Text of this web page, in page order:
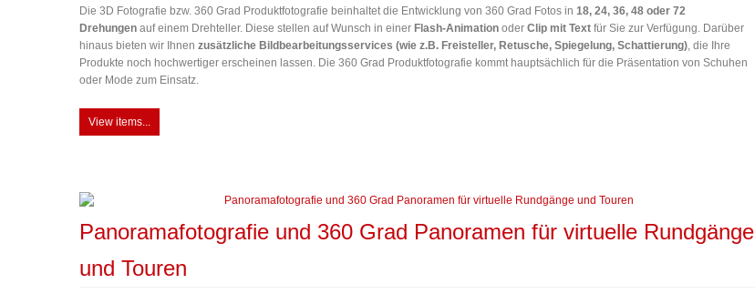
Die 3D Fotografie bzw. 360 Grad Produktfotografie beinhaltet die Entwicklung von 360 Grad Fotos in 18, 24, 36, 48 oder 72
Drehungen auf einem Drehteller. Diese stellen auf Wunsch in einer Flash-Animation oder Clip mit Text für Sie zur Verfügung. Darüber
hinaus bieten wir Ihnen zusätzliche Bildbearbeitungsservices (wie z.B. Freisteller, Retusche, Spiegelung, Schattierung), die Ihre
Produkte noch hochwertiger erscheinen lassen. Die 360 Grad Produktfotografie kommt hauptsächlich für die Präsentation von Schuhen
oder Mode zum Einsatz.
View items...
Panoramafotografie und 360 Grad Panoramen für virtuelle Rundgänge
und Touren